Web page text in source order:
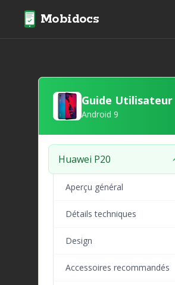
Mobidocs
Guide Utilisateur
Android 9
Huawei P20
Aperçu général
Détails techniques
Design
Accessoires recommandés